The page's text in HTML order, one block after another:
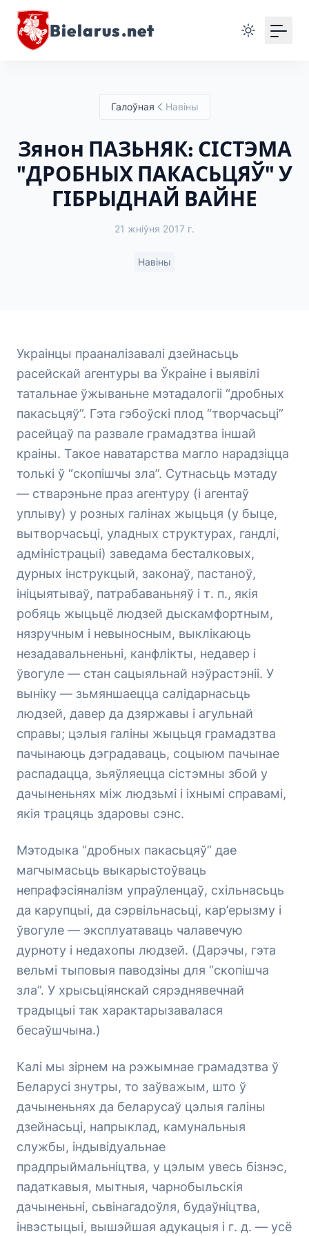
Bielarus.net
Галоўная Навіны
Зянон ПАЗЬНЯК: СІСТЭМА
"ДРОБНЫХ ПАКАСЬЦЯЎ" У
ГІБРЫДНАЙ ВАЙНЕ
21 жніўня 2017 г.
Навіны
Украінцы прааналізавалі дзейнасьць
расейскай агентуры ва Ўкраіне і выявілі
татальнае ўжываньне мэтадалогіі “дробных
пакасьцяў”. Гэта гэбоўскі плод “творчасьці”
расейцаў па развале грамадзтва іншай
краіны. Такое наватарства магло нарадзіцца
толькі ў “скопішчы зла”. Сутнасьць мэтаду
— стварэньне праз агентуру (і агентаў
уплыву) у розных галінах жыцьця (у быце,
вытворчасьці, уладных структурах, гандлі,
адміністрацыі) заведама бесталковых,
дурных інструкцый, законаў, пастаноў,
ініцыятываў, патрабаваньняў і т. п., якія
робяць жыцьцё людзей дыскамфортным,
нязручным і невыносным, выклікаюць
незадавальненьні, канфлікты, недавер і
ўвогуле — стан сацыяльнай нэўрастэніі. У
выніку — зьмяншаецца салідарнасьць
людзей, давер да дзяржавы і агульнай
справы; цэлыя галіны жыцьця грамадзтва
пачынаюць дэградаваць, соцыюм пачынае
распадацца, зьяўляецца сістэмны збой у
дачыненьнях між людзьмі і іхнымі справамі,
якія трацяць здаровы сэнс.
Мэтодыка “дробных пакасьцяў” дае
магчымасьць выкарыстоўваць
непрафэсіяналізм упраўленцаў, схільнасьць
да карупцыі, да сэрвільнасьці, кар’ерызму і
ўвогуле — эксплуатаваць чалавечую
дурноту і недахопы людзей. (Дарэчы, гэта
вельмі тыповыя паводзіны для “скопішча
зла”. У хрысьціянскай сярэднявечнай
традыцыі так характарызавалася
бесаўшчына.)
Калі мы зірнем на рэжымнае грамадзтва ў
Беларусі знутры, то заўважым, што ў
дачыненьнях да беларусаў цэлыя галіны
дзейнасьці, напрыклад, камунальныя
службы, індывідуальнае
прадпрыймальніцтва, у цэлым увесь бізнэс,
падаткавыя, мытныя, чарнобыльскія
дачыненьні, сьвінагадоўля, будаўніцтва,
інвэстыцыі, вышэйшая адукацыя і г. д. — усё